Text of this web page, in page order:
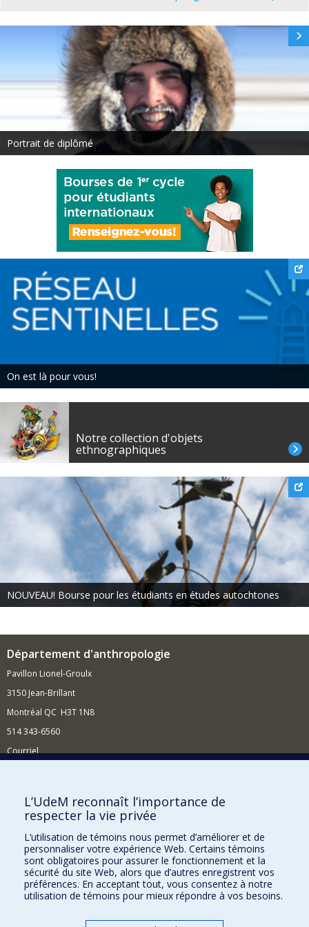
Portrait de diplômé
On est là pour vous!
Notre collection d'objets
ethnographiques
NOUVEAU! Bourse pour les étudiants en études autochtones
Département d'anthropologie
Pavillon Lionel-Groulx
3150 Jean-Brillant
Montréal QC H3T 1N8
514 343-6560
Courriel
Comment soutenir le Département?
BESOIN D'AIDE?
Plan du site
Signaler une erreur
Accessibilité
FACULTÉ DES ARTS ET DES SCIENCES
L’UdeM reconnaît l’importance de
respecter la vie privée
L’utilisation de témoins nous permet d’améliorer et de
personnaliser votre expérience Web. Certains témoins
sont obligatoires pour assurer le fonctionnement et la
sécurité du site Web, alors que d’autres enregistrent vos
préférences. En acceptant tout, vous consentez à notre
utilisation de témoins pour mieux répondre à vos besoins.